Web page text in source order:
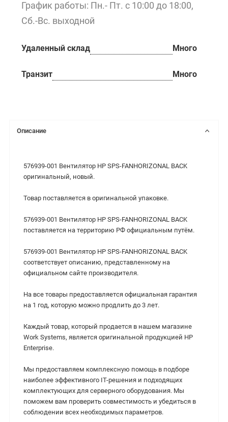
График работы: Пн.- Пт. с 10:00 до 18:00,
Сб.-Вс. выходной
Удаленный склад Много
Транзит Много
Описание
576939-001 Вентилятор HP SPS-FANHORIZONAL BACK
оригинальный, новый.
Товар поставляется в оригинальной упаковке.
576939-001 Вентилятор HP SPS-FANHORIZONAL BACK
поставляется на территорию РФ официальным путём.
576939-001 Вентилятор HP SPS-FANHORIZONAL BACK
соответствует описанию, представленному на
официальном сайте производителя.
На все товары предоставляется официальная гарантия
на 1 год, которую можно продлить до 3 лет.
Каждый товар, который продается в нашем магазине
Work Systems, является оригинальной продукцией HP
Enterprise.
Мы предоставляем комплексную помощь в подборе
наиболее эффективного IT-решения и подходящих
комплектующих для серверного оборудования. Мы
поможем вам проверить совместимость и убедиться в
соблюдении всех необходимых параметров.